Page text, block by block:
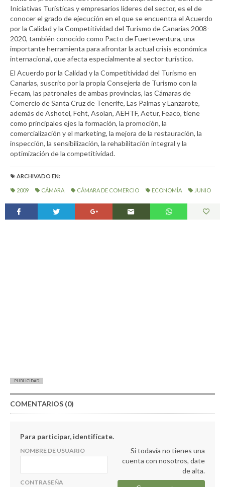
Iniciativas Turísticas y empresarios líderes del sector, es el de
conocer el grado de ejecución en el que se encuentra el Acuerdo
por la Calidad y la Competitividad del Turismo de Canarias 2008-
2020, también conocido como Pacto de Fuerteventura, una
importante herramienta para afrontar la actual crisis económica
internacional, que afecta especialmente al sector turístico.
El Acuerdo por la Calidad y la Competitividad del Turismo en
Canarias, suscrito por la propia Consejería de Turismo con la
Fecam, las patronales de ambas provincias, las Cámaras de
Comercio de Santa Cruz de Tenerife, Las Palmas y Lanzarote,
además de Ashotel, Feht, Asolan, AEHTF, Aetur, Feaco, tiene
como principales ejes la formación, la promoción, la
comercialización y el marketing, la mejora de la restauración, la
inspección, la sensibilización, la rehabilitación integral y la
optimización de la competitividad.
ARCHIVADO EN:
2009 CÁMARA CÁMARA DE COMERCIO ECONOMÍA JUNIO
PUBLICIDAD
COMENTARIOS (0)
Para participar, identifícate.
NOMBRE DE USUARIO
CONTRASEÑA
Si todavía no tienes una
cuenta con nosotros, date
de alta.